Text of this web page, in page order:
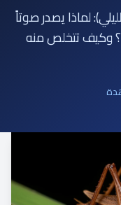
لماذا يصدر صوتاً
وكيف تتخلص منه